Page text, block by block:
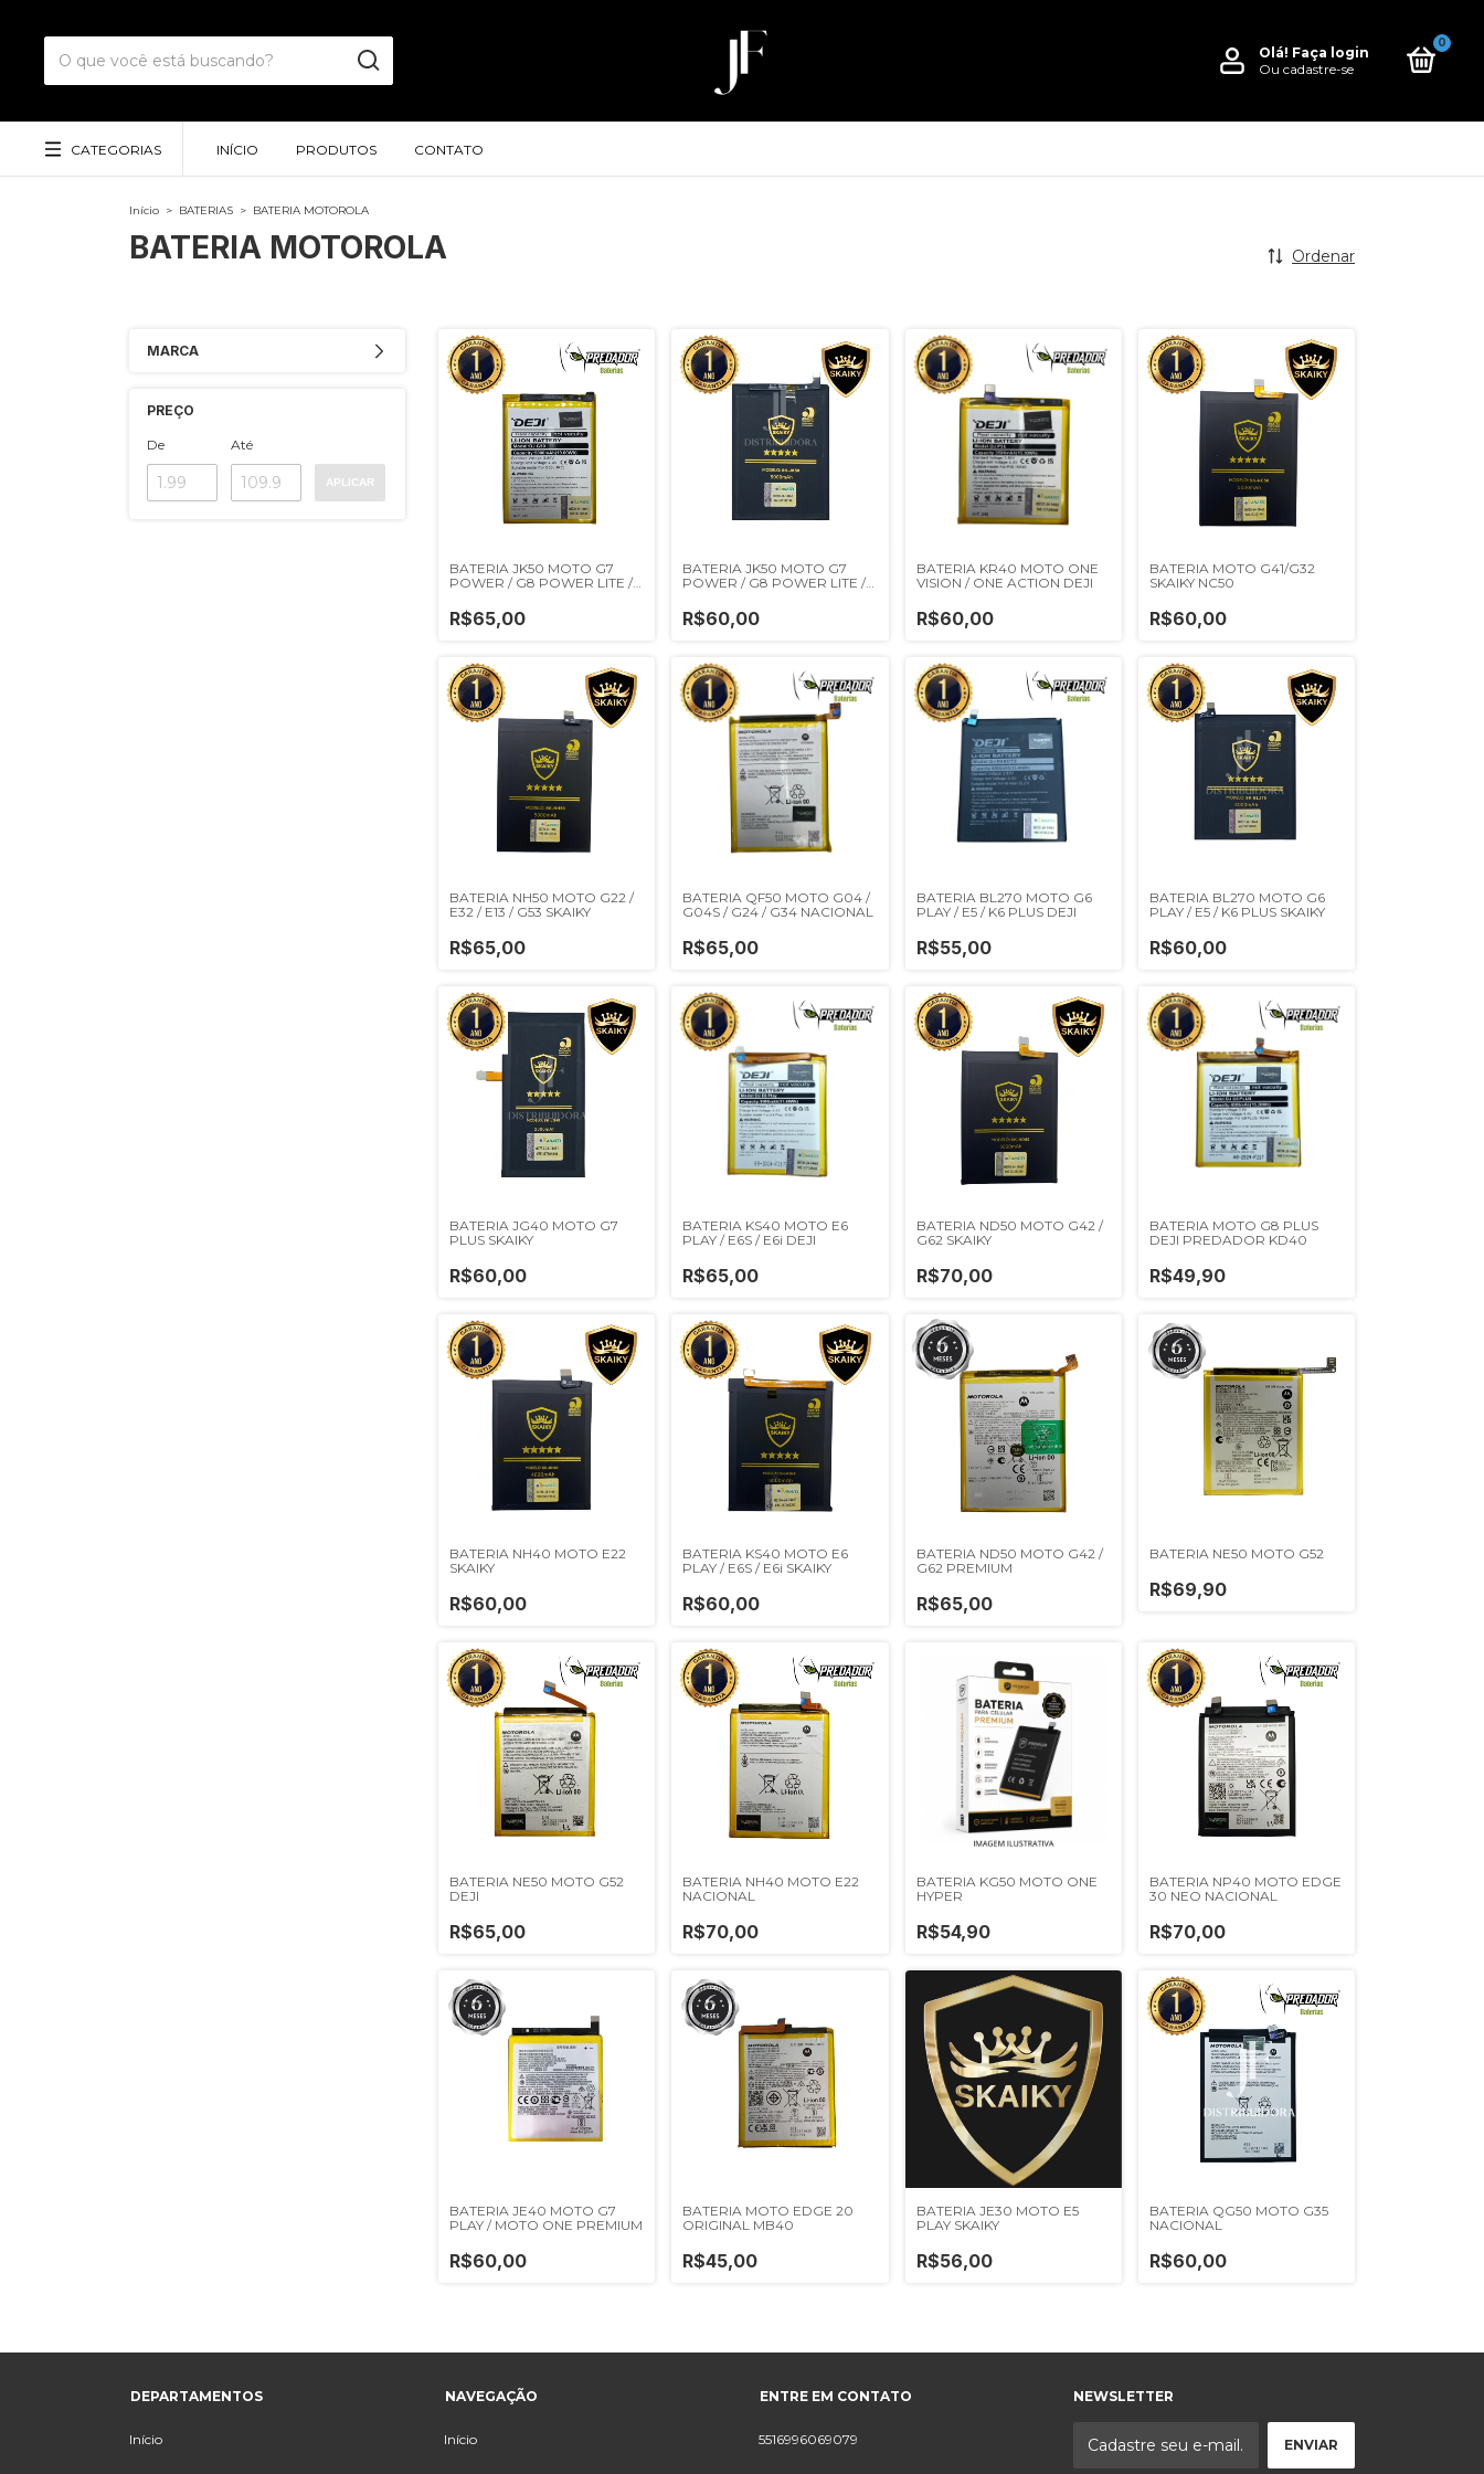
Olá! Faça login
Ou cadastre-se
0
CATEGORIAS INÍCIO PRODUTOS CONTATO
Início > BATERIAS > BATERIA MOTOROLA
BATERIA MOTOROLA Ordenar
MARCA
PREÇO
De Até
APLICAR
BATERIA JK50 MOTO G7
POWER / G8 POWER LITE /
FUSION DEJI
R$65,00
BATERIA JK50 MOTO G7
POWER / G8 POWER LITE /
FUSION SKAIKY
R$60,00
BATERIA KR40 MOTO ONE
VISION / ONE ACTION DEJI
R$60,00
BATERIA MOTO G41/G32
SKAIKY NC50
R$60,00
BATERIA NH50 MOTO G22 /
E32 / E13 / G53 SKAIKY
R$65,00
BATERIA QF50 MOTO G04 /
G04S / G24 / G34 NACIONAL
R$65,00
BATERIA BL270 MOTO G6
PLAY / E5 / K6 PLUS DEJI
R$55,00
BATERIA BL270 MOTO G6
PLAY / E5 / K6 PLUS SKAIKY
R$60,00
BATERIA JG40 MOTO G7
PLUS SKAIKY
R$60,00
BATERIA KS40 MOTO E6
PLAY / E6S / E6i DEJI
R$65,00
BATERIA ND50 MOTO G42 /
G62 SKAIKY
R$70,00
BATERIA MOTO G8 PLUS
DEJI PREDADOR KD40
R$49,90
BATERIA NH40 MOTO E22
SKAIKY
R$60,00
BATERIA KS40 MOTO E6
PLAY / E6S / E6i SKAIKY
R$60,00
BATERIA ND50 MOTO G42 /
G62 PREMIUM
R$65,00
BATERIA NE50 MOTO G52
R$69,90
BATERIA NE50 MOTO G52
DEJI
R$65,00
BATERIA NH40 MOTO E22
NACIONAL
R$70,00
BATERIA KG50 MOTO ONE
HYPER
R$54,90
BATERIA NP40 MOTO EDGE
30 NEO NACIONAL
R$70,00
BATERIA JE40 MOTO G7
PLAY / MOTO ONE PREMIUM
R$60,00
BATERIA MOTO EDGE 20
ORIGINAL MB40
R$45,00
BATERIA JE30 MOTO E5
PLAY SKAIKY
R$56,00
BATERIA QG50 MOTO G35
NACIONAL
R$60,00
DEPARTAMENTOS
Início
NAVEGAÇÃO
Início
ENTRE EM CONTATO
5516996069079
NEWSLETTER